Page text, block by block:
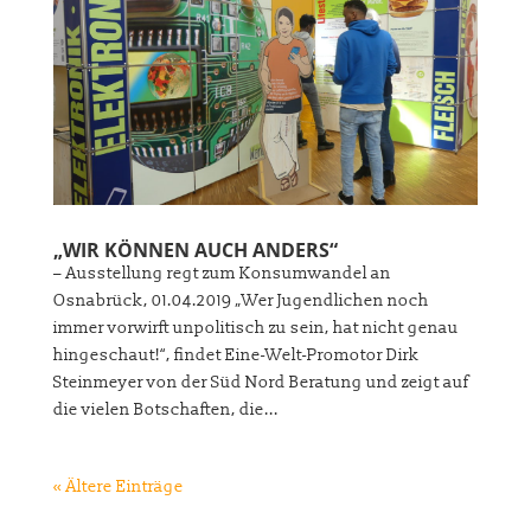
„WIR KÖNNEN AUCH ANDERS“
– Ausstellung regt zum Konsumwandel an
Osnabrück, 01.04.2019 „Wer Jugendlichen noch
immer vorwirft unpolitisch zu sein, hat nicht genau
hingeschaut!“, findet Eine-Welt-Promotor Dirk
Steinmeyer von der Süd Nord Beratung und zeigt auf
die vielen Botschaften, die...
« Ältere Einträge